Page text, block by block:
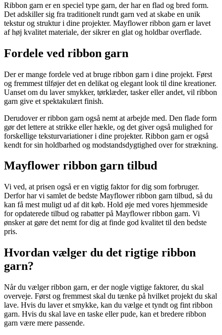
Ribbon garn er en speciel type garn, der har en flad og bred form.
Det adskiller sig fra traditionelt rundt garn ved at skabe en unik
tekstur og struktur i dine projekter. Mayflower ribbon garn er lavet
af høj kvalitet materiale, der sikrer en glat og holdbar overflade.
Fordele ved ribbon garn
Der er mange fordele ved at bruge ribbon garn i dine projekt. Først
og fremmest tilføjer det en delikat og elegant look til dine kreationer.
Uanset om du laver smykker, tørklæder, tasker eller andet, vil ribbon
garn give et spektakulært finish.
Derudover er ribbon garn også nemt at arbejde med. Den flade form
gør det lettere at strikke eller hækle, og det giver også mulighed for
forskellige teksturvariationer i dine projekter. Ribbon garn er også
kendt for sin holdbarhed og modstandsdygtighed over for strækning.
Mayflower ribbon garn tilbud
Vi ved, at prisen også er en vigtig faktor for dig som forbruger.
Derfor har vi samlet de bedste Mayflower ribbon garn tilbud, så du
kan få mest muligt ud af dit køb. Hold øje med vores hjemmeside
for opdaterede tilbud og rabatter på Mayflower ribbon garn. Vi
ønsker at gøre det nemt for dig at finde god kvalitet til den bedste
pris.
Hvordan vælger du det rigtige ribbon
garn?
Når du vælger ribbon garn, er der nogle vigtige faktorer, du skal
overveje. Først og fremmest skal du tænke på hvilket projekt du skal
lave. Hvis du laver et smykke, kan du vælge et tyndt og fint ribbon
garn. Hvis du skal lave en taske eller pude, kan et bredere ribbon
garn være mere passende.